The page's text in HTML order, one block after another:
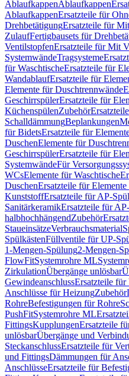
AblaufkappenAblaufkappen
AblaufkappenErsatzteile für
DrehbetätigungErsatzteile für
ZulaufFertigbausets für
VentilstopfenErsatzteile für Mit
SystemwändeTragsysteme
für WaschtischeErsatzteile für
WandablaufErsatzteile für
Elemente für Duschtrennwände
GeschirrspülerErsatzteile für
KüchenspülenZubehör
SchalldämmungBeplankungen
für BidetsErsatzteile für
DuschenElemente für
GeschirrspülerErsatzteile für
SystemwändeFür
WCsElemente für Waschtische
DuschenErsatzteile für
KunststoffErsatzteile für AP-
SanitärkeramikErsatzteile für
halbhochhängendZubehör
StaueinsätzeVerbrauchsmaterial
SpülkästenFüllventile für UP-
1-Mengen-Spülung2-Mengen-
FlowFitSystemrohre ML
ZirkulationÜbergänge unlösbar
GewindeanschlussErsatzteile für
Anschlüsse für HeizungZubehör
RohreBefestigungen für Rohre
PushFitSystemrohre ML
FittingsKupplungenErsatzteile
unlösbarÜbergänge und
SteckanschlussErsatzteile für
und FittingsDämmungen für
AnschlüsseErsatzteile für